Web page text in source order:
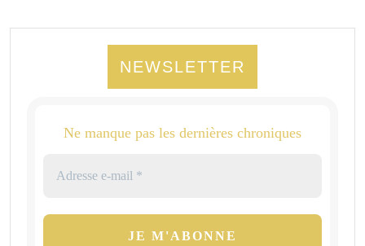
NEWSLETTER
Ne manque pas les dernières chroniques